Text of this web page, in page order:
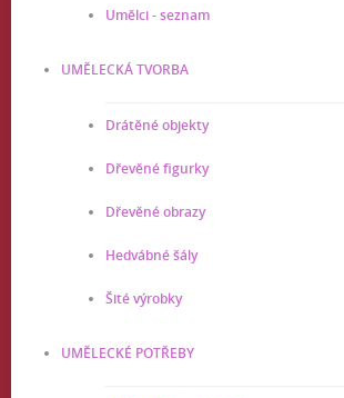
Umělci - seznam
UMĚLECKÁ TVORBA
Drátěné objekty
Dřevěné figurky
Dřevěné obrazy
Hedvábné šály
Šité výrobky
UMĚLECKÉ POTŘEBY